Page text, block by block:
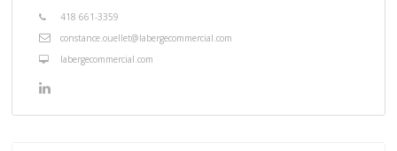
418 661-3359
constance.ouellet@labergecommercial.com
labergecommercial.com